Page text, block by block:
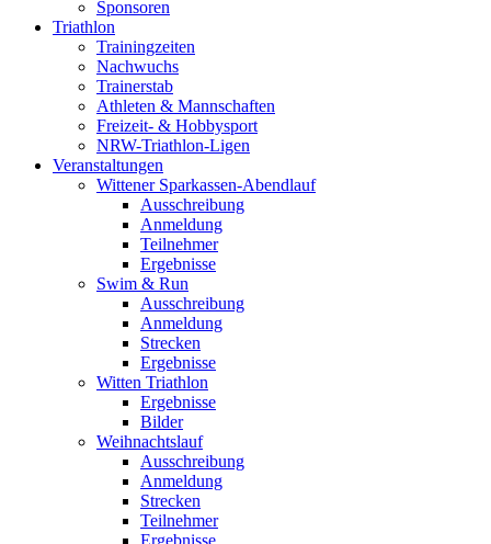
Sponsoren
Triathlon
Trainingzeiten
Nachwuchs
Trainerstab
Athleten & Mannschaften
Freizeit- & Hobbysport
NRW-Triathlon-Ligen
Veranstaltungen
Wittener Sparkassen-Abendlauf
Ausschreibung
Anmeldung
Teilnehmer
Ergebnisse
Swim & Run
Ausschreibung
Anmeldung
Strecken
Ergebnisse
Witten Triathlon
Ergebnisse
Bilder
Weihnachtslauf
Ausschreibung
Anmeldung
Strecken
Teilnehmer
Ergebnisse